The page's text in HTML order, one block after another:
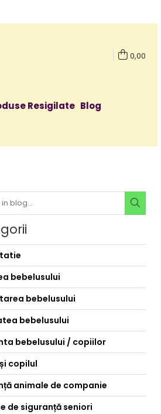
0,00
Resigilate Blog
bebelusului
bebelusului
bebelusului
bebelusului / copiilor
copilul
animale de companie
de siguranță seniori